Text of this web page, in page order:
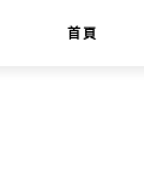
首頁